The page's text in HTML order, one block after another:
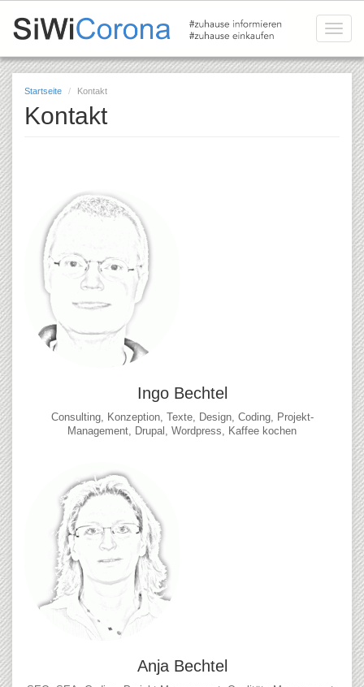
zum
Inhalt
Toggle
Startseite Kontakt
Kontakt
Ingo Bechtel
Consulting, Konzeption, Texte, Design, Coding, Projekt-
Management, Drupal, Wordpress, Kaffee kochen
Anja Bechtel